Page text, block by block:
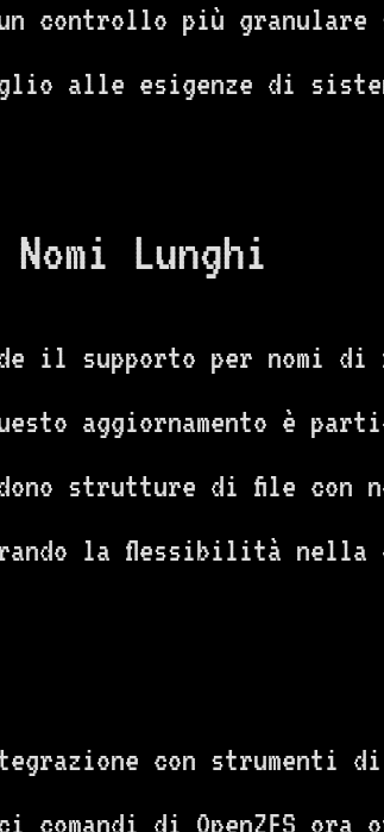
controllo più
alle esigenze di
Lunghi
il supporto per nomi
aggiornamento è
strutture di file con
la flessibilità nella
con strumenti di
di OpenZFS ora